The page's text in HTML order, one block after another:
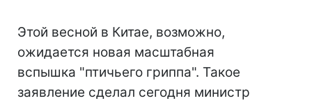
Этой весной в Китае, возможно,
ожидается новая масштабная
вспышка "птичьего гриппа". Такое
заявление сделал сегодня министр